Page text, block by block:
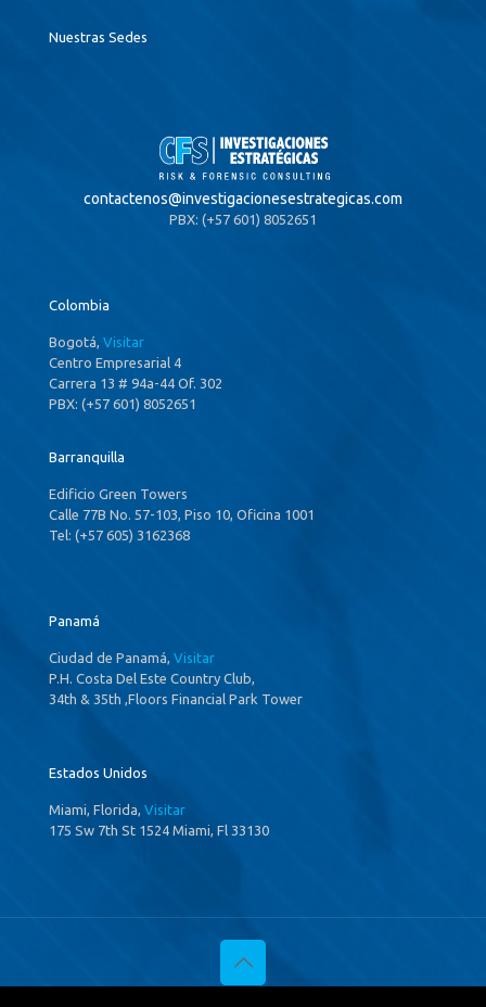
Nuestras Sedes
contactenos@investigacionesestrategicas.com
PBX: (+57 601) 8052651
Colombia
Bogotá, Visitar
Centro Empresarial 4
Carrera 13 # 94a-44 Of. 302
PBX: (+57 601) 8052651
Barranquilla
Edificio Green Towers
Calle 77B No. 57-103, Piso 10, Oficina 1001
Tel: (+57 605) 3162368
Panamá
Ciudad de Panamá, Visitar
P.H. Costa Del Este Country Club,
34th & 35th ,Floors Financial Park Tower
Estados Unidos
Miami, Florida, Visitar
175 Sw 7th St 1524 Miami, Fl 33130